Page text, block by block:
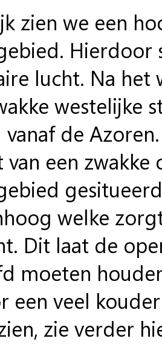
zien we een
lucht. Na
westelijke
de
een zwakke
welke
Dit laat de
moeten
een veel
zie verder